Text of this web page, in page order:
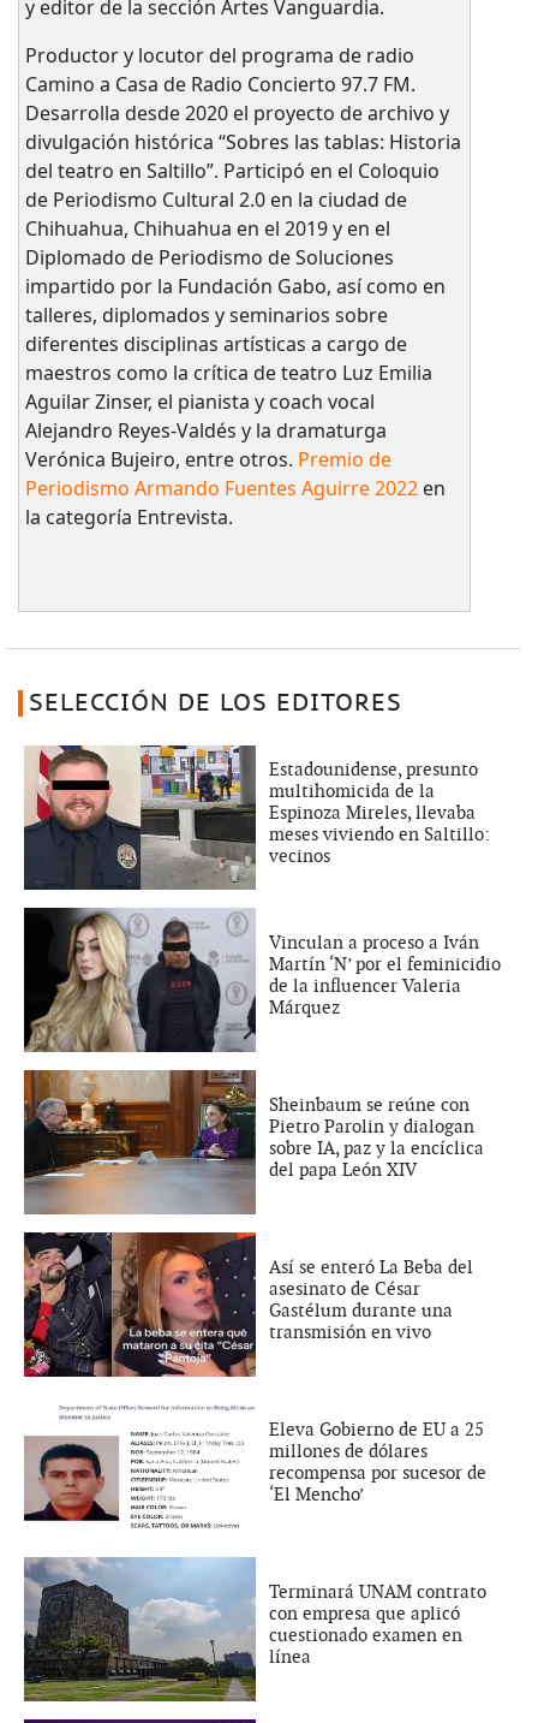
y editor de la sección Artes Vanguardia.
Productor y locutor del programa de radio
Camino a Casa de Radio Concierto 97.7 FM.
Desarrolla desde 2020 el proyecto de archivo y
divulgación histórica “Sobres las tablas: Historia
del teatro en Saltillo”. Participó en el Coloquio
de Periodismo Cultural 2.0 en la ciudad de
Chihuahua, Chihuahua en el 2019 y en el
Diplomado de Periodismo de Soluciones
impartido por la Fundación Gabo, así como en
talleres, diplomados y seminarios sobre
diferentes disciplinas artísticas a cargo de
maestros como la crítica de teatro Luz Emilia
Aguilar Zinser, el pianista y coach vocal
Alejandro Reyes-Valdés y la dramaturga
Verónica Bujeiro, entre otros. Premio de
Periodismo Armando Fuentes Aguirre 2022en
la categoría Entrevista.
SELECCIÓN DE LOS EDITORES
Estadounidense, presunto
multihomicida de la
Espinoza Mireles, llevaba
meses viviendo en Saltillo:
vecinos
Vinculan a proceso a Iván
Martín ‘N’ por el feminicidio
de la influencer Valeria
Márquez
Sheinbaum se reúne con
Pietro Parolin y dialogan
sobre IA, paz y la encíclica
del papa León XIV
Así se enteró La Beba del
asesinato de César
Gastélum durante una
transmisión en vivo
Eleva Gobierno de EU a 25
millones de dólares
recompensa por sucesor de
‘El Mencho’
Terminará UNAM contrato
con empresa que aplicó
cuestionado examen en
línea